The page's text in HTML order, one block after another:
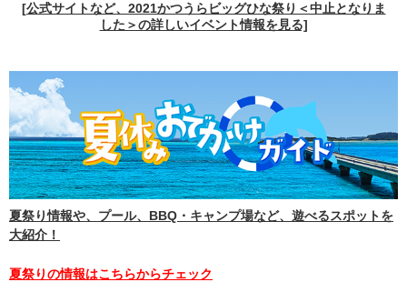
[公式サイトなど、2021かつうらビッグひな祭り＜中止となりま
した＞の詳しいイベント情報を見る]
夏祭り情報や、プール、BBQ・キャンプ場など、遊べるスポットを
大紹介！
夏祭りの情報はこちらからチェック